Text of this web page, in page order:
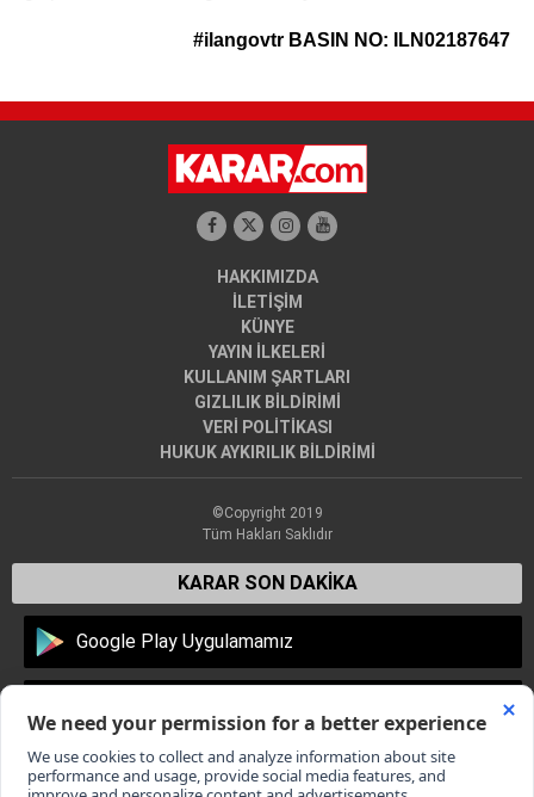
#ilangovtr BASIN NO: ILN02187647
HAKKIMIZDA
İLETİŞİM
KÜNYE
YAYIN İLKELERİ
KULLANIM ŞARTLARI
GIZLILIK BİLDİRİMİ
VERİ POLİTİKASI
HUKUK AYKIRILIK BİLDİRİMİ
©Copyright 2019
Tüm Hakları Saklıdır
KARAR SON DAKİKA
Google Play Uygulamamız